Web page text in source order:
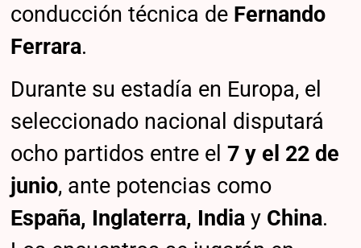
conducción técnica de Fernando
Ferrara.
Durante su estadía en Europa, el
seleccionado nacional disputará
ocho partidos entre el7 y el 22 de
junio, ante potencias como
España, Inglaterra, India y China.